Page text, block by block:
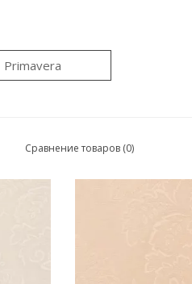
Primavera
Сравнение товаров (0)